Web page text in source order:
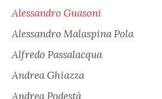
Alessandro Guasoni
Alessandro Malaspina Pola
Alfredo Passalacqua
Andrea Ghiazza
Andrea Podestà